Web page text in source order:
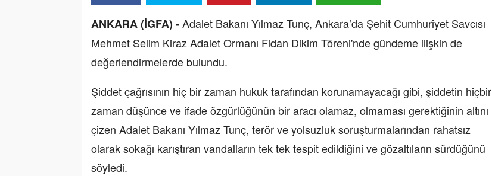
ANKARA (İGFA) -Adalet Bakanı Yılmaz Tunç, Ankara’da Şehit Cumhuriyet Savcısı
Mehmet Selim Kiraz Adalet Ormanı Fidan Dikim Töreni'nde gündeme ilişkin de
değerlendirmelerde bulundu.
Şiddet çağrısının hiç bir zaman hukuk tarafından korunamayacağı gibi, şiddetin hiçbir
zaman düşünce ve ifade özgürlüğünün bir aracı olamaz, olmaması gerektiğinin altını
çizen Adalet Bakanı Yılmaz Tunç, terör ve yolsuzluk soruşturmalarından rahatsız
olarak sokağı karıştıran vandalların tek tek tespit edildiğini ve gözaltıların sürdüğünü
söyledi.